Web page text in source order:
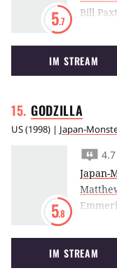
5.7
Bill
damit
IM STREAM
GODZILLA
US(1998) | Japan-
5.8
4.7
Japan-
Echse
große
IM STREAM